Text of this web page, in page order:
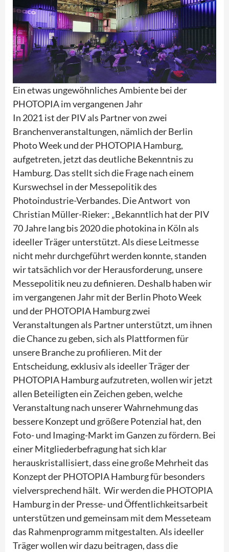
Ein etwas ungewöhnliches Ambiente bei der
PHOTOPIA im vergangenen Jahr
In 2021 ist der PIV als Partner von zwei
Branchenveranstaltungen, nämlich der Berlin
Photo Week und der PHOTOPIA Hamburg,
aufgetreten, jetzt das deutliche Bekenntnis zu
Hamburg. Das stellt sich die Frage nach einem
Kurswechsel in der Messepolitik des
Photoindustrie-Verbandes. Die Antwort von
Christian Müller-Rieker: „Bekanntlich hat der PIV
70 Jahre lang bis 2020 die photokina in Köln als
ideeller Träger unterstützt. Als diese Leitmesse
nicht mehr durchgeführt werden konnte, standen
wir tatsächlich vor der Herausforderung, unsere
Messepolitik neu zu definieren. Deshalb haben wir
im vergangenen Jahr mit der Berlin Photo Week
und der PHOTOPIA Hamburg zwei
Veranstaltungen als Partner unterstützt, um ihnen
die Chance zu geben, sich als Plattformen für
unsere Branche zu profilieren. Mit der
Entscheidung, exklusiv als ideeller Träger der
PHOTOPIA Hamburg aufzutreten, wollen wir jetzt
allen Beteiligten ein Zeichen geben, welche
Veranstaltung nach unserer Wahrnehmung das
bessere Konzept und größere Potenzial hat, den
Foto- und Imaging-Markt im Ganzen zu fördern. Bei
einer Mitgliederbefragung hat sich klar
herauskristallisiert, dass eine große Mehrheit das
Konzept der PHOTOPIA Hamburg für besonders
vielversprechend hält. Wir werden die PHOTOPIA
Hamburg in der Presse- und Öffentlichkeitsarbeit
unterstützen und gemeinsam mit dem Messeteam
das Rahmenprogramm mitgestalten. Als ideeller
Träger wollen wir dazu beitragen, dass die